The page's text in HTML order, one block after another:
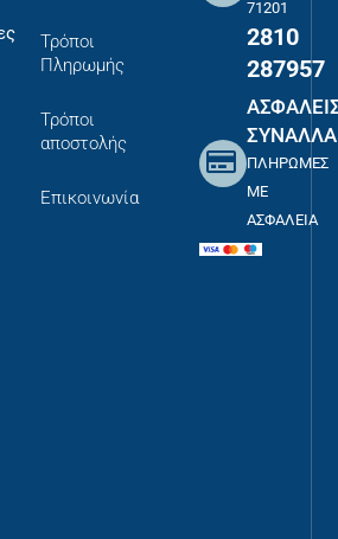
Τρόποι
Πληρωμής
Τρόποι
αποστολής
Επικοινωνία
71201
2810
287957
ΠΛΗΡΩΜΕΣ
ΜΕ
ΑΣΦΑΛΕΙΑ